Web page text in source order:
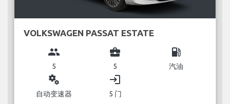
VOLKSWAGEN PASSAT ESTATE
group
5
business_center
5
local_gas_station
汽油
miscellaneous_services
自动变速器
login
5 门